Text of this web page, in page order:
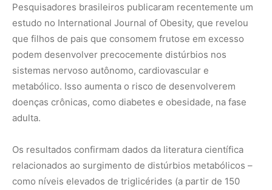
Pesquisadores brasileiros publicaram recentemente um
estudo no International Journal of Obesity, que revelou
que filhos de pais que consomem frutose em excesso
podem desenvolver precocemente distúrbios nos
sistemas nervoso autônomo, cardiovascular e
metabólico. Isso aumenta o risco de desenvolverem
doenças crônicas, como diabetes e obesidade, na fase
adulta.
Os resultados confirmam dados da literatura científica
relacionados ao surgimento de distúrbios metabólicos –
como níveis elevados de triglicérides (a partir de 150